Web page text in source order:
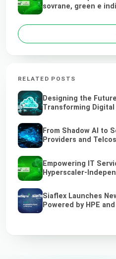
sovrane, green e
RELATED POSTS
Designing the
Transforming Digital
From Shadow AI to
Providers and
Empowering IT
Hyperscaler-
Siaflex Launches
Powered by HPE